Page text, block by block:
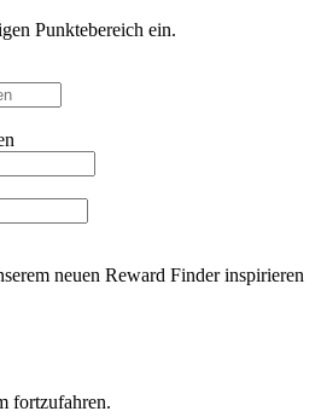
Punktebereich ein.
neuen Reward Finder inspirieren
fortzufahren.